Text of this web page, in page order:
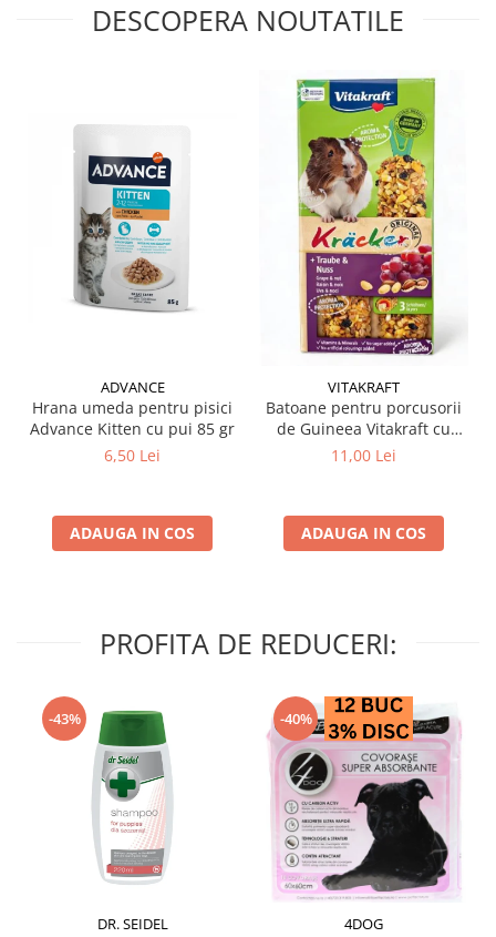
DESCOPERA NOUTATILE
ADVANCE
Hrana umeda pentru pisici
Advance Kitten cu pui 85 gr
6,50 Lei
ADAUGA IN COS
VITAKRAFT
Batoane pentru porcusorii
de Guineea Vitakraft cu
struguri & nuci 2 buc
11,00 Lei
ADAUGA IN COS
PROFITA DE REDUCERI:
-43%
DR. SEIDEL
-40%
4DOG